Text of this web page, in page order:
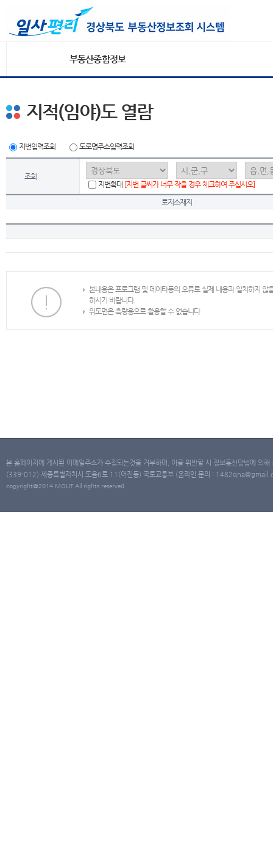
부동산종합정보
지적(임야)도 열람
지번입력조회 도로명주소입력조회
조회
지번확대 [지번 글씨가 너무 작을 경우 체크하여 주십시오]
토지소재지
본내용은 프로그램 및 데이타등의 오류로 실제 내용과 일치하지
하시기 바랍니다.
위도면은 측량용으로 활용할 수 없습니다.
본 홈페이지에 게시된 이메일주소가 수집되는것을 거부하며, 이를 위반할 시 정보통신망법에 의
(339-012) 세종특별자치시 도움6로 11(어진동) 국토교통부 (온라인 문의 :
copyright@2014 MOLIT All rights reserved.